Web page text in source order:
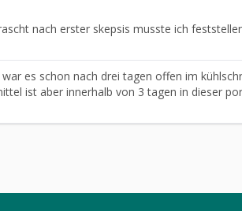
nach erster skepsis musste ich
es schon nach drei tagen offen im
ist aber innerhalb von 3 tagen in dieser